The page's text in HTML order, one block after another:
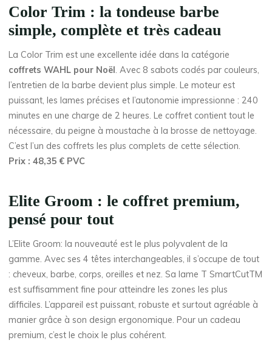
Color Trim : la tondeuse barbe
simple, complète et très cadeau
La Color Trim est une excellente idée dans la catégorie
coffrets WAHL pour Noël. Avec 8 sabots codés par couleurs,
l’entretien de la barbe devient plus simple. Le moteur est
puissant, les lames précises et l’autonomie impressionne : 240
minutes en une charge de 2 heures. Le coffret contient tout le
nécessaire, du peigne à moustache à la brosse de nettoyage.
C’est l’un des coffrets les plus complets de cette sélection.
Prix : 48,35 € PVC
Elite Groom : le coffret premium,
pensé pour tout
L’Elite Groom: la nouveauté est le plus polyvalent de la
gamme. Avec ses 4 têtes interchangeables, il s’occupe de tout
: cheveux, barbe, corps, oreilles et nez. Sa lame T SmartCutTM
est suffisamment fine pour atteindre les zones les plus
difficiles. L’appareil est puissant, robuste et surtout agréable à
manier grâce à son design ergonomique. Pour un cadeau
premium, c’est le choix le plus cohérent.